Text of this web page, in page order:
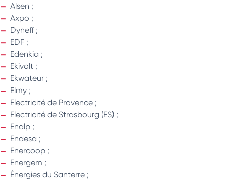
Alsen ;
Axpo ;
Dyneff ;
EDF ;
Edenkia ;
Ekivolt ;
Ekwateur ;
Elmy ;
Electricité de Provence ;
Electricité de Strasbourg (ES) ;
Enalp ;
Endesa ;
Enercoop ;
Energem ;
Énergies du Santerre ;